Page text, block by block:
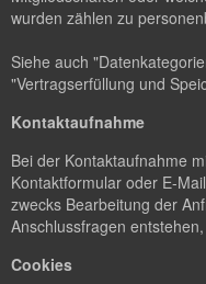
wurden zählen zu
Siehe auch
"Vertragserfüllung und
Kontaktaufnahme
Bei der Kontaktaufnahme
Kontaktformular oder E-
zwecks Bearbeitung der
Anschlussfragen
Cookies